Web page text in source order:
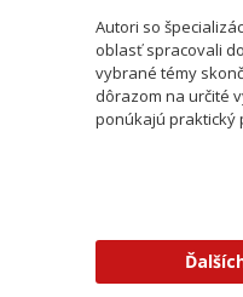
Autori so
oblasť spracovali
vybrané témy
dôrazom na určité
ponúkajú praktický